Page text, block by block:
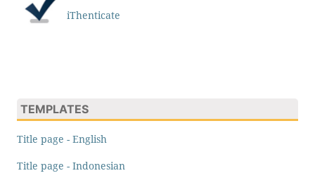
iThenticate
TEMPLATES
Title page - English
Title page - Indonesian